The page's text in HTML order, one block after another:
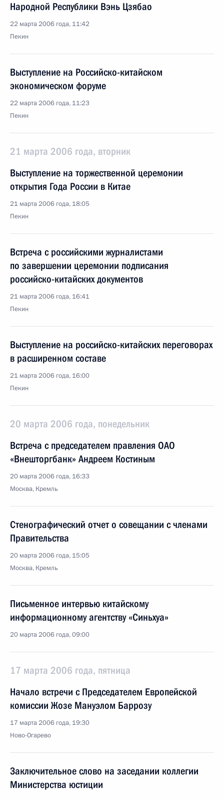
Народной Республики Вэнь Цзябао
22 марта 2006 года, 11:42
Пекин
Выступление на Российско-китайском
экономическом форуме
22 марта 2006 года, 11:23
Пекин
21 марта 2006 года, вторник
Выступление на торжественной церемонии
открытия Года России в Китае
21 марта 2006 года, 18:05
Пекин
Встреча с российскими журналистами
по завершении церемонии подписания
российско-китайских документов
21 марта 2006 года, 16:41
Пекин
Выступление на российско-китайских переговорах
в расширенном составе
21 марта 2006 года, 16:00
Пекин
20 марта 2006 года, понедельник
Встреча с председателем правления ОАО
«Внешторгбанк» Андреем Костиным
20 марта 2006 года, 16:33
Москва, Кремль
Стенографический отчет о совещании с членами
Правительства
20 марта 2006 года, 15:05
Москва, Кремль
Письменное интервью китайскому
информационному агентству «Синьхуа»
20 марта 2006 года, 09:00
17 марта 2006 года, пятница
Начало встречи с Председателем Европейской
комиссии Жозе Мануэлом Баррозу
17 марта 2006 года, 19:30
Ново-Огарево
Заключительное слово на заседании коллегии
Министерства юстиции